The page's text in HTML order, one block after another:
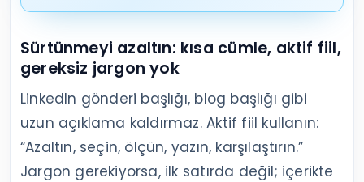
Sürtünmeyi azaltın: kısa cümle, aktif fiil,
gereksiz jargon yok
LinkedIn gönderi başlığı, blog başlığı gibi
uzun açıklama kaldırmaz. Aktif fiil kullanın:
“Azaltın, seçin, ölçün, yazın, karşılaştırın.”
Jargon gerekiyorsa, ilk satırda değil; içerikte